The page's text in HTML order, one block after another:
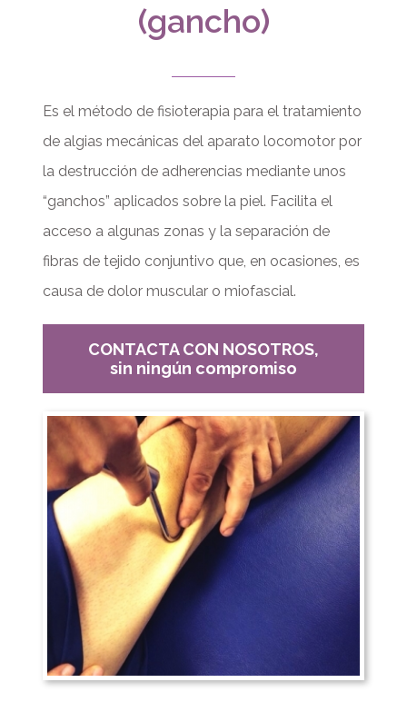
(gancho)
Es el método de fisioterapia para el tratamiento
de algias mecánicas del aparato locomotor por
la destrucción de adherencias mediante unos
“ganchos” aplicados sobre la piel. Facilita el
acceso a algunas zonas y la separación de
fibras de tejido conjuntivo que, en ocasiones, es
causa de dolor muscular o miofascial.
CONTACTA CON NOSOTROS,
sin ningún compromiso